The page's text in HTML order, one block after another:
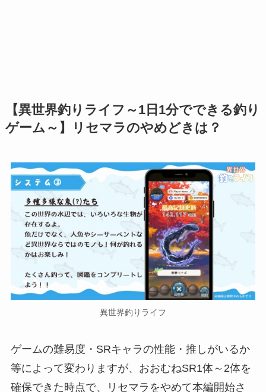
【異世界釣りライフ～1日1分でできる釣り
ゲーム～】リセマラのやめどきは？
異世界釣りライフ
ゲームの難易度・SRキャラの性能・推しがいるか
等によって変わりますが、おおむねSR1体～2体を
確保できた時点で、リセマラをやめて本編開始さ